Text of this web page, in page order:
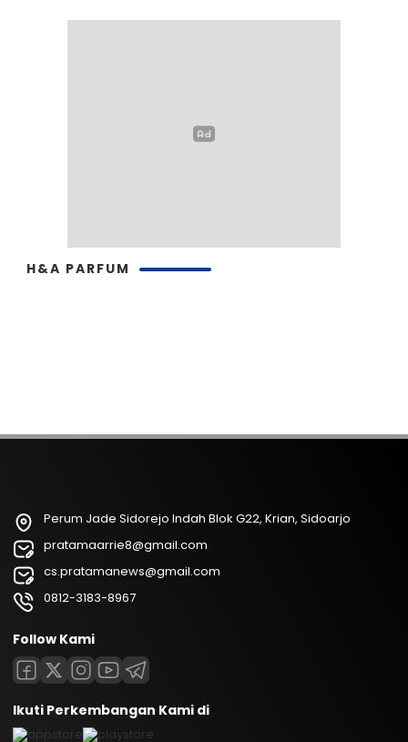
H&A PARFUM
Perum Jade Sidorejo Indah Blok G22, Krian, Sidoarjo
pratamaarrie8@gmail.com
cs.pratamanews@gmail.com
0812-3183-8967
Follow Kami
Ikuti Perkembangan Kami di